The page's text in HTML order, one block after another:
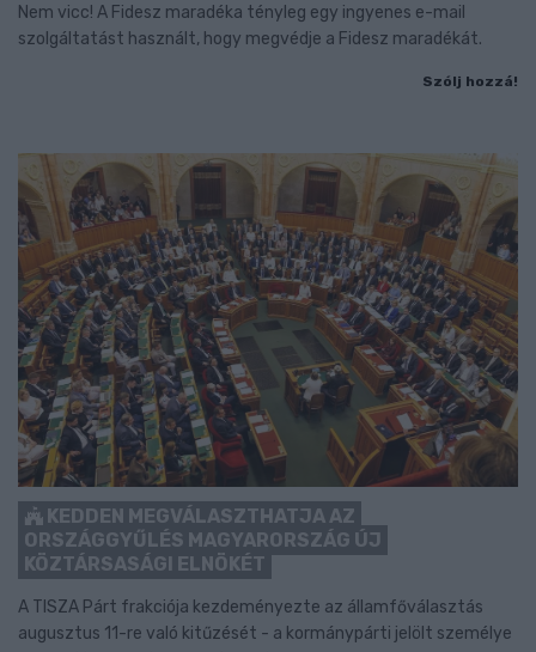
Nem vicc! A Fidesz maradéka tényleg egy ingyenes e-mail
szolgáltatást használt, hogy megvédje a Fidesz maradékát.
Szólj hozzá!
KEDDEN MEGVÁLASZTHATJA AZ
ORSZÁGGYŰLÉS MAGYARORSZÁG ÚJ
KÖZTÁRSASÁGI ELNÖKÉT
A TISZA Párt frakciója kezdeményezte az államfőválasztás
augusztus 11-re való kitűzését - a kormánypárti jelölt személye